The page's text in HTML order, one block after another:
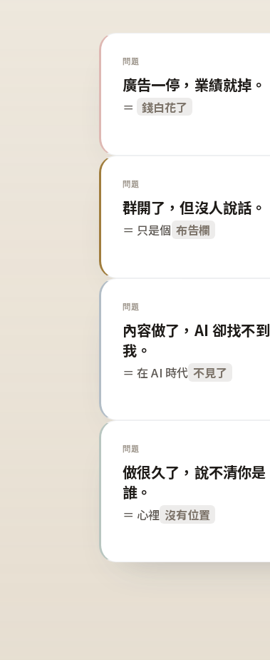
問題
廣告一停，業績就掉。
＝ 錢白花了
問題
群開了，但沒人說話。
＝ 只是個 布告欄
問題
內容做了，AI 卻找不到
我。
＝ 在 AI 時代 不見了
問題
做很久了，說不清你是
誰。
＝ 心裡 沒有位置